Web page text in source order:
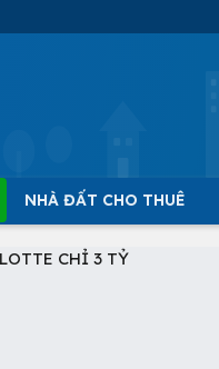
NHÀ ĐẤT CHO THUÊ